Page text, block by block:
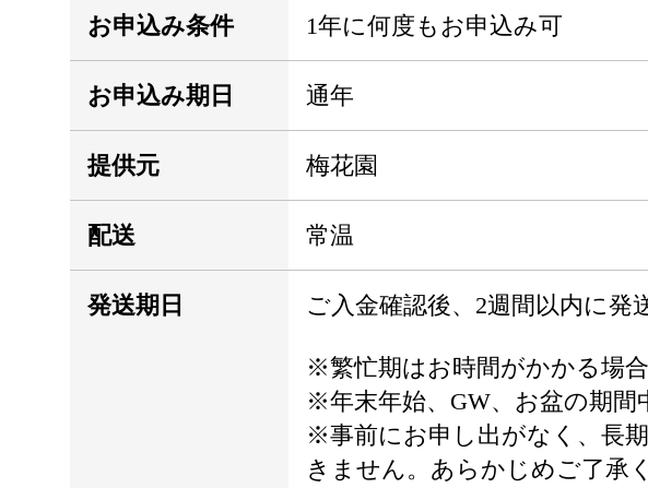
お申込み条件 1年に何度もお申込み可
お申込み期日 通年
提供元 梅花園
配送 常温
発送期日 ご入金確認後、2週間以内に発
※繁忙期はお時間がかかる場
※年末年始、GW、お盆の期間
※事前にお申し出がなく、長
きません。あらかじめご了承